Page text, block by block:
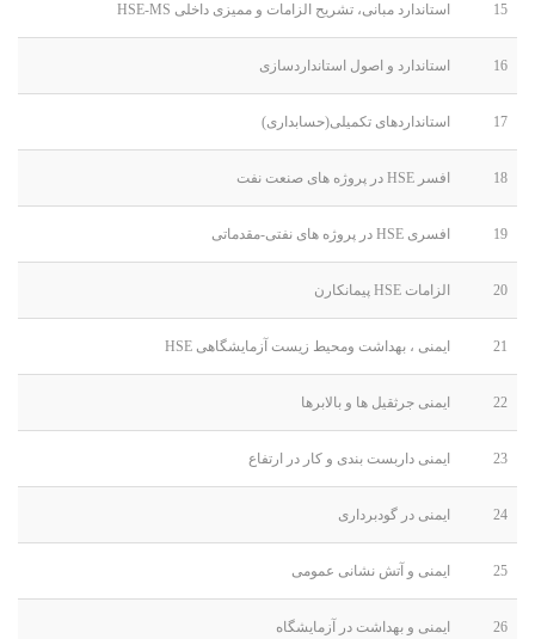
15 استاندارد مبانی، تشریح الزامات و ممیزی داخلی HSE-MS
16 استاندارد و اصول استانداردسازی
17 استانداردهای تکمیلی(حسابداری)
18 افسر HSE در پروژه های صنعت نفت
19 افسری HSE در پروژه های نفتی-مقدماتی
20 الزامات HSE پیمانکارن
21 ایمنی ، بهداشت ومحیط زیست آزمایشگاهی HSE
22 ایمنی جرثقیل ها و بالابرها
23 ایمنی داربست بندی و کار در ارتفاع
24 ایمنی در گودبرداری
25 ایمنی و آتش نشانی عمومی
26 ایمنی و بهداشت در آزمایشگاه